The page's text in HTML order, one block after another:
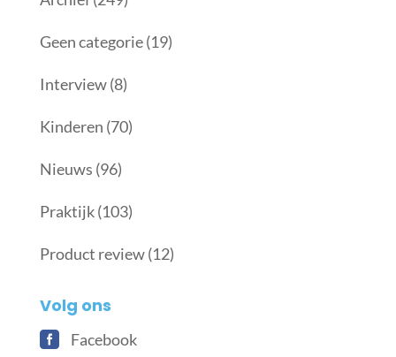
Geen categorie(19)
Interview(8)
Kinderen (70)
Nieuws (96)
Praktijk(103)
Product review(12)
Volg ons
Facebook